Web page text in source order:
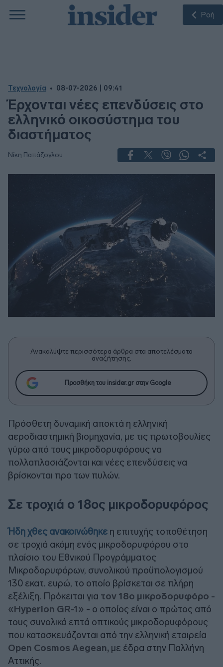
Ροή
Τεχνολογία 08-07-2026 | 09:41
Έρχονται νέες επενδύσεις στο
ελληνικό οικοσύστημα του
διαστήματος
Νίκη Παπάζογλου
Ανακαλύψτε περισσότερα άρθρα στα αποτελέσματα
αναζήτησης.
Προσθήκη του insider.gr στην Google
Πρόσθετη δυναμική αποκτά η ελληνική
αεροδιαστημική βιομηχανία, με τις πρωτοβουλίες
γύρω από τους μικροδορυφόρους να
πολλαπλασιάζονται και νέες επενδύσεις να
βρίσκονται προ των πυλών.
Σε τροχιά ο 18ος μικροδορυφόρος
Ήδη χθες ανακοινώθηκε η επιτυχής τοποθέτηση
σε τροχιά ακόμη ενός μικροδορυφόρου στο
πλαίσιο του Εθνικού Προγράμματος
Μικροδορυφόρων, συνολικού προϋπολογισμού
130 εκατ. ευρώ, το οποίο βρίσκεται σε πλήρη
εξέλιξη. Πρόκειται για τον 18ο μικροδορυφόρο -
«Hyperion GR-1» - ο οποίος είναι ο πρώτος από
τους συνολικά επτά οπτικούς μικροδορυφόρους
που κατασκευάζονται από την ελληνική εταιρεία
Open Cosmos Aegean, με έδρα στην Παλλήνη
Αττικής.